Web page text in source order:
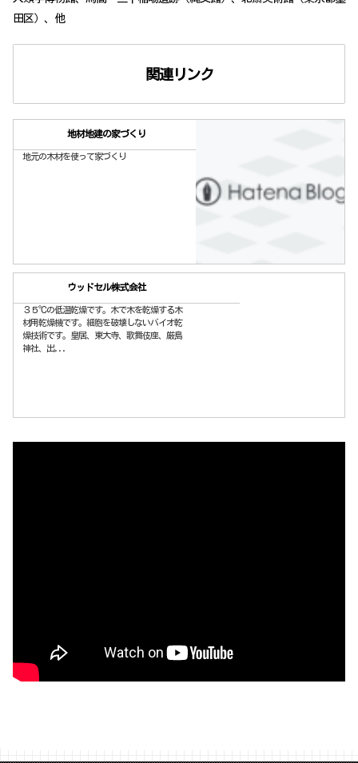
田区）、他
関連リンク
地材地建の家づくり
地元の木材を使って家づくり
ウッドセル株式会社
３５℃の低温乾燥です。木で木を乾燥する木
材用乾燥機です。細胞を破壊しないバイオ乾
燥技術です。皇居、東大寺、歌舞伎座、厳島
神社、出...